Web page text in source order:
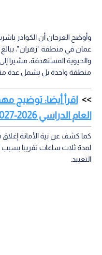
وأوضح العرجان أن الكوادر
عمان في منطقة "زهران"، ببالغ
والحيوية المستهدفة، مشيرا
منطقة واحدة بل يشمل عدة
اقرأ أيضا: توضيح
العام الدراسي 2026-2027 وحقيقة تأجيله
كما كشف عن نية الأمانة
لمدة ثلاث ساعات تقريبا
التعبيد.